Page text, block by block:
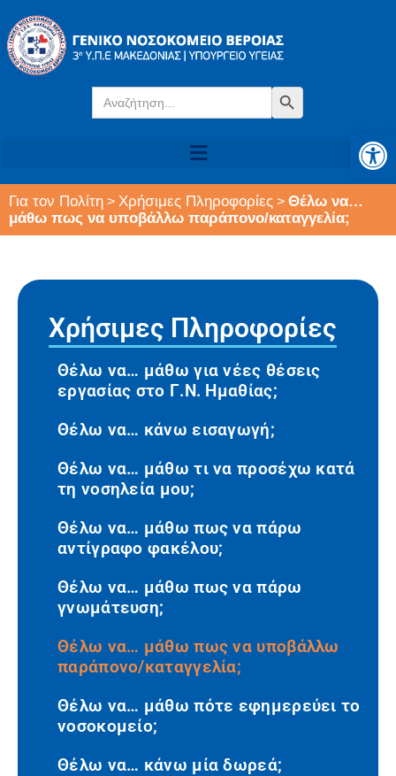
Search
for:
Search Button
Για τον Πολίτη > Χρήσιμες Πληροφορίες > Θέλω να…
μάθω πως να υποβάλλω παράπονο/καταγγελία;
Χρήσιμες Πληροφορίες
Θέλω να… μάθω για νέες θέσεις
εργασίας στο Γ.Ν. Ημαθίας;
Θέλω να… κάνω εισαγωγή;
Θέλω να… μάθω τι να προσέχω κατά
τη νοσηλεία μου;
Θέλω να… μάθω πως να πάρω
αντίγραφο φακέλου;
Θέλω να… μάθω πως να πάρω
γνωμάτευση;
Θέλω να… μάθω πως να υποβάλλω
παράπονο/καταγγελία;
Θέλω να… μάθω πότε εφημερεύει το
νοσοκομείο;
Θέλω να… κάνω μία δωρεά;